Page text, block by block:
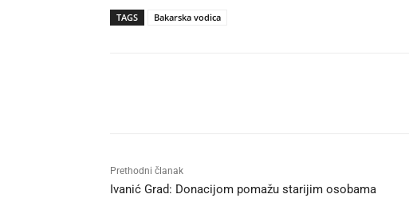
TAGS Bakarska vodica
Prethodni članak
Ivanić Grad: Donacijom pomažu starijim osobama